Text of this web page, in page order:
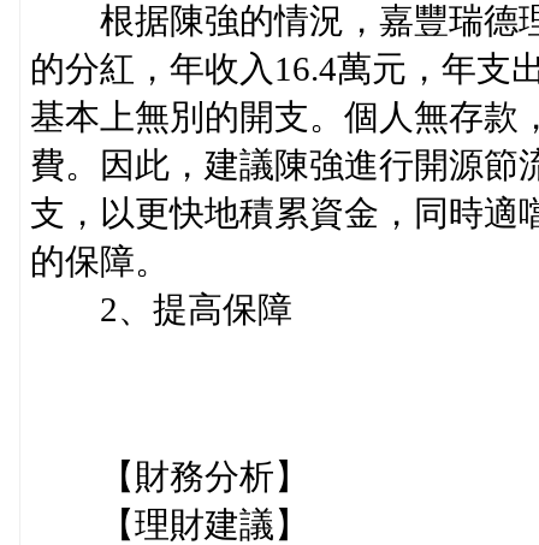
根据陳強的情況，嘉豐瑞德理
的分紅，年收入16.4萬元，年支
基本上無別的開支。個人無存款
費。因此，建議陳強進行開源節
支，以更快地積累資金，同時適
的保障。
2、提高保障
【財務分析】
【理財建議】